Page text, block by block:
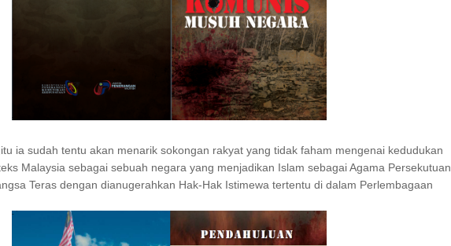
ia sudah tentu akan menarik sokongan rakyat yang tidak faham mengenai kedudukan
Malaysia sebagai sebuah negara yang menjadikan Islam sebagai Agama Persekutuan
Teras dengan dianugerahkan Hak-Hak Istimewa tertentu di dalam Perlembagaan